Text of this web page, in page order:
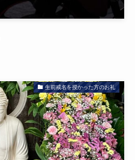
生前戒名を授かった方のお礼